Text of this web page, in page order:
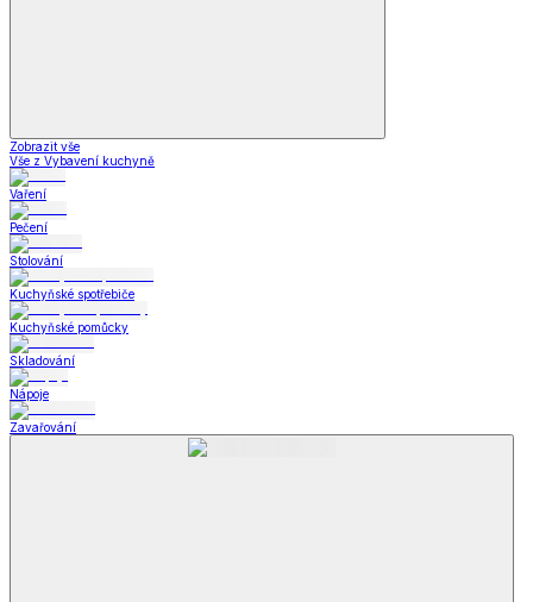
Zobrazit vše
Vše z Vybavení kuchyně
Vaření
Pečení
Stolování
Kuchyňské spotřebiče
Kuchyňské pomůcky
Skladování
Nápoje
Zavařování